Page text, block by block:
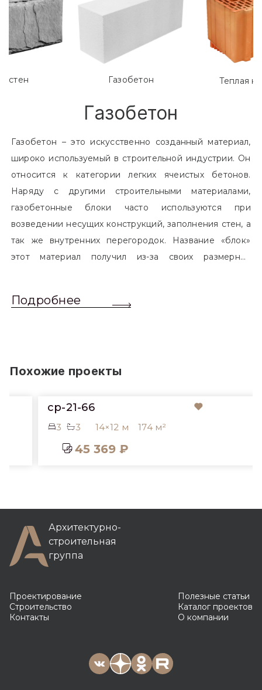
Газобетон Теплая
Газобетон
Газобетон – это искусственно созданный материал,
широко используемый в строительной индустрии. Он
относится к категории легких ячеистых бетонов.
Наряду с другими строительными материалами,
газобетонные блоки часто используются при
возведении несущих конструкций, заполнения стен, а
так же внутренних перегородок. Название «блок»
этот материал получил из-за своих размерных
обычный одинарный кирпич. Размер блоков различен
Подробнее
Похожие проекты
cp-21-66
3 3 14×12 м 174 м²
45 369 ₽
Архитектурно-
строительная
группа
Проектирование
Строительство
Контакты
Полезные статьи
Каталог проектов
О компании